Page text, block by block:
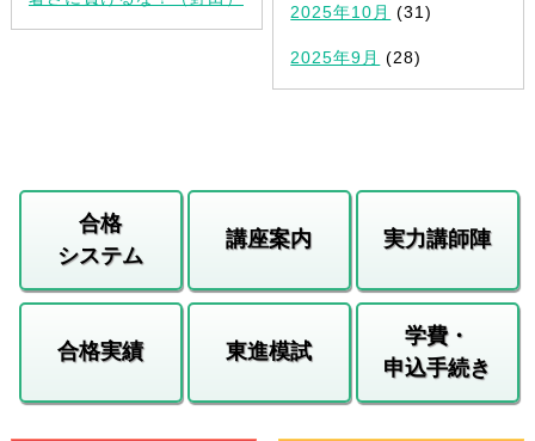
2025年10月 (31)
2025年9月 (28)
合格
システム
講座案内 実力講師陣
合格実績 東進模試
学費・
申込手続き